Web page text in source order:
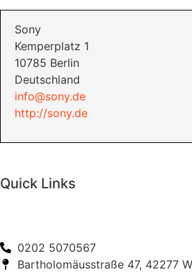
Sony
Kemperplatz 1
10785 Berlin
Deutschland
info@sony.de
http://sony.de
Quick Links
0202 5070567
Bartholomäusstraße 47, 42277